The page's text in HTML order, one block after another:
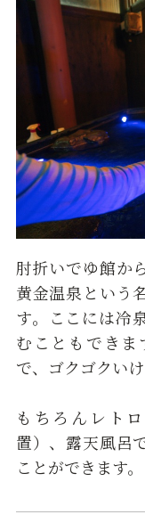
肘折いでゆ館か
黄金温泉という
す。ここには冷
むこともでき
で、ゴクゴクいけ
もちろんレト
置）、露天風呂
ことができます。